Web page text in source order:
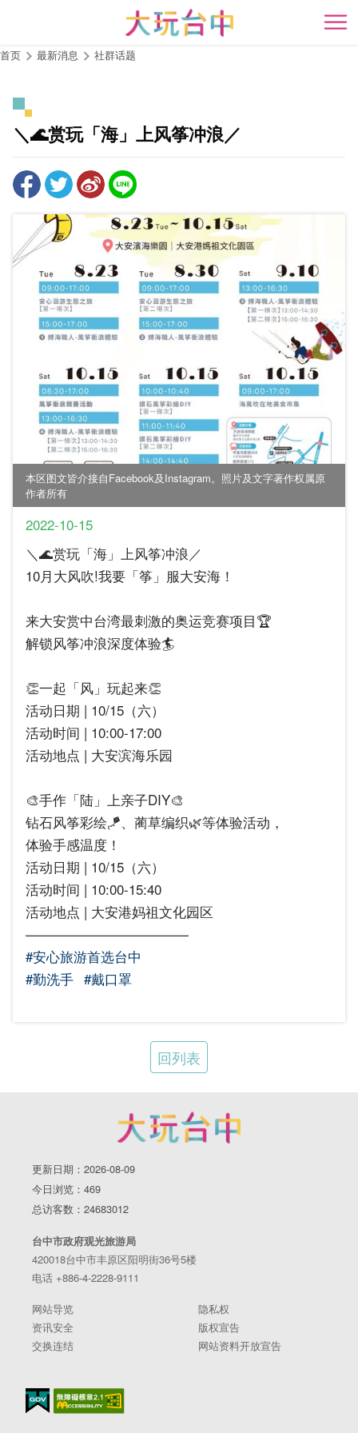
主
要
开
首页 最新消息 社群话题
＼🌊赏玩「海」上风筝冲浪／
本区图文皆介接自Facebook及Instagram。照片及文字著作权属原
作者所有
2022-10-15
＼🌊赏玩「海」上风筝冲浪／
10月大风吹!我要「筝」服大安海！
来大安赏中台湾最刺激的奥运竞赛项目🏆
解锁风筝冲浪深度体验🏄
👏一起「风」玩起来👏
活动日期 | 10/15（六）
活动时间 | 10:00-17:00
活动地点 | 大安滨海乐园
🎨手作「陆」上亲子DIY🎨
钻石风筝彩绘🪁、蔺草编织🌿等体验活动，
体验手感温度！
活动日期 | 10/15（六）
活动时间 | 10:00-15:40
活动地点 | 大安港妈祖文化园区
————————————
#安心旅游首选台中
#勤洗手 #戴口罩
回列表
更新日期：2026-08-09
今日浏览：469
总访客数：24683012
台中市政府观光旅游局
420018台中市丰原区阳明街36号5楼
电话 +886-4-2228-9111
网站导览
隐私权
资讯安全
版权宣告
交换连结
网站资料开放宣告